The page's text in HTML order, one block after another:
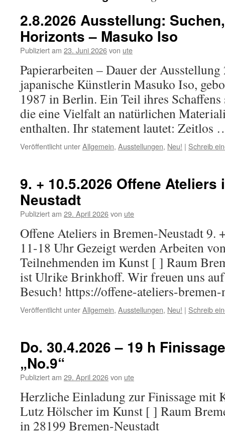
2.8.2026 Ausstellung:
Horizonts – Masuko Iso
Publiziert am 23. Juni 2026von ute
Papierarbeiten – Dauer der
japanische Künstlerin Masuko Iso,
1987 in Berlin. Ein Teil ihres Schaffens
die eine Vielfalt an natürlichen
enthalten. Ihr statement lautet:
Veröffentlicht unterAllgemein, Ausstellungen, Neu! | Schreib
9. + 10.5.2026 Offene Ateliers
Neustadt
Publiziert am 29. April 2026von ute
Offene Ateliers in Bremen-Neustadt 9.
11-18 Uhr Gezeigt werden Arbeiten
Teilnehmenden im Kunst [ ] Raum
ist Ulrike Brinkhoff. Wir freuen uns
Besuch! https://offene-ateliers-bremen-
Veröffentlicht unterAllgemein, Ausstellungen, Neu! | Schreib
Do. 30.4.2026 – 19 h
„No.9“
Publiziert am 29. April 2026von ute
Herzliche Einladung zur Finissage mit
Lutz Hölscher im Kunst [ ] Raum
in 28199 Bremen-Neustadt